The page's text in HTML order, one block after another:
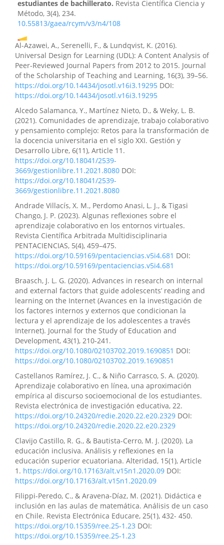
estudiantes de bachillerato. Revista Científica Ciencia y
Método, 3(4), 234.
10.55813/gaea/rcym/v3/n4/108
Roberto Oltramonti, Maybelline Jaqueline Herrera-
Sánchez, César Iván Casanova-Villalba (2025)
Canon literario escolar y diversidad cultural en la
enseñanza de la literatura.. Revista de Investigación y
Liderazgo, 2(4), 1.
10.63618/omd/revinvlid/v2/n4/42
Sully Ornela Suárez-González, Richard Patricio
Rodriguez-Moreano, Mauricio Fernando Tobar-Rogel,
Dolores María Alvarez-Ayala, Nelly Gisela Castro-
Sánchez (2026)
La integración de tecnologías emergentes como IA y
realidad virtual y su efecto en la motivación y el
rendimiento de los estudiantes. Revista Científica
Zambos, 5(1), 81.
10.69484/rcz/v5/n1/152
Lady Aracely Villaprado Bajaña, Joselyn Fernanda García
Santos, Sergio Xavier Moreira López, Johanna Lizeth
Lopez Guerrero, Roberto Leonardo Caicedo Villamar
(2026)
Inteligencia artificial y diseño universal para el
aprendizaje: estrategias inclusivas en estudiantes con
necesidades educativas especiales. Revista
Multidisciplinar Epistemología de las Ciencias, 3(2),
1458.
10.71112/d4534t08
José Daniel Zambrano-Molina, Yasiel Barban-Forte,
Vilma Mireya Calero-Mieles, Ángel Enrique Guerrero-
Bermúdez (2026)
Bienestar socioemocional y rendimiento académico en
estudiantes de secundaria. Revista de Investigación y
10.63618/omd/revinvlid/v3/n2/2
César Iván Casanova-Villalba, Maybelline Jaqueline
Jhonny Antonio Concha-Ramírez (2025)
Innovación curricular y pertinencia profesional en
programas de educación superior.. Revista de
Investigación y Liderazgo, 2(2), 46.
10.63618/omd/revinvlid/v2/n2/34
Al-Azawei, A., Serenelli, F., & Lundqvist, K. (2016).
Universal Design for Learning (UDL): A Content Analysis of
Peer-Reviewed Journal Papers from 2012 to 2015. Journal
of the Scholarship of Teaching and Learning, 16(3), 39–56.
https://doi.org/10.14434/josotl.v16i3.19295 DOI:
https://doi.org/10.14434/josotl.v16i3.19295
Alcedo Salamanca, Y., Martínez Nieto, D., & Weky, L. B.
(2021). Comunidades de aprendizaje, trabajo colaborativo
y pensamiento complejo: Retos para la transformación de
la docencia universitaria en el siglo XXI. Gestión y
Desarrollo Libre, 6(11), Article 11.
https://doi.org/10.18041/2539-
3669/gestionlibre.11.2021.8080 DOI:
https://doi.org/10.18041/2539-
3669/gestionlibre.11.2021.8080
Andrade Villacís, X. M., Perdomo Anasi, L. J., & Tigasi
Chango, J. P. (2023). Algunas reflexiones sobre el
aprendizaje colaborativo en los entornos virtuales.
Revista Científica Arbitrada Multidisciplinaria
PENTACIENCIAS, 5(4), 459–475.
https://doi.org/10.59169/pentaciencias.v5i4.681 DOI:
https://doi.org/10.59169/pentaciencias.v5i4.681
Braasch, J. L. G. (2020). Advances in research on internal
and external factors that guide adolescents’ reading and
learning on the Internet (Avances en la investigación de
los factores internos y externos que condicionan la
lectura y el aprendizaje de los adolescentes a través
Internet). Journal for the Study of Education and
Development, 43(1), 210-241.
https://doi.org/10.1080/02103702.2019.1690851 DOI:
https://doi.org/10.1080/02103702.2019.1690851
Castellanos Ramírez, J. C., & Niño Carrasco, S. A. (2020).
Aprendizaje colaborativo en línea, una aproximación
empírica al discurso socioemocional de los estudiantes.
Revista electrónica de investigación educativa, 22.
https://doi.org/10.24320/redie.2020.22.e20.2329 DOI:
https://doi.org/10.24320/redie.2020.22.e20.2329
Clavijo Castillo, R. G., & Bautista-Cerro, M. J. (2020). La
educación inclusiva. Análisis y reflexiones en la
educación superior ecuatoriana. Alteridad, 15(1), Article
1. https://doi.org/10.17163/alt.v15n1.2020.09 DOI:
https://doi.org/10.17163/alt.v15n1.2020.09
Filippi-Peredo, C., & Aravena-Díaz, M. (2021). Didáctica e
inclusión en las aulas de matemática. Análisis de un caso
en Chile. Revista Electrónica Educare, 25(1), 432- 450.
https://doi.org/10.15359/ree.25-1.23 DOI:
https://doi.org/10.15359/ree.25-1.23